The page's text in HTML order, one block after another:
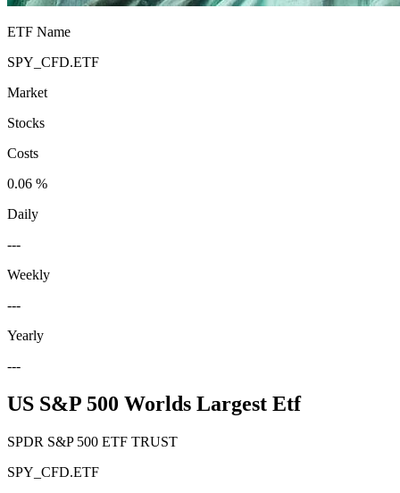
ETF Name
SPY_CFD.ETF
Market
Stocks
Costs
0.06 %
Daily
---
Weekly
---
Yearly
---
US S&P 500 Worlds Largest Etf
SPDR S&P 500 ETF TRUST
SPY_CFD.ETF